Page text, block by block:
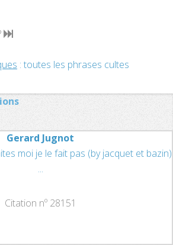
: toutes les phrases cultes
Gerard Jugnot
moi je le fait pas (by jacquet et bazin)
...
Citation nº 28151